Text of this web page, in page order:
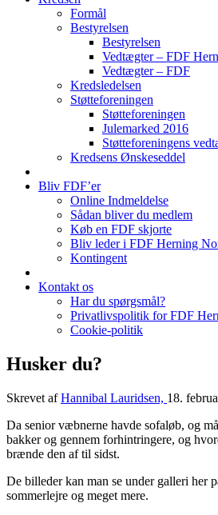
Formål
Bestyrelsen
Bestyrelsen
Vedtægter – FDF
Vedtægter – FDF
Kredsledelsen
Støtteforeningen
Støtteforeningen
Julemarked 2016
Støtteforeningens
Kredsens Ønskeseddel
Bliv FDF’er
Online Indmeldelse
Sådan bliver du medlem
Køb en FDF skjorte
Bliv leder i FDF Herning
Kontingent
Kontakt os
Har du spørgsmål?
Privatlivspolitik for FDF
Cookie-politik
Husker du?
Skrevet afHannibal Lauridsen, 18.
Da senior væbnerne havde sofaløb, og
bakker og gennem forhintringere, og
brænde den af til sidst.
De billeder kan man se under galleri her
sommerlejre og meget mere.